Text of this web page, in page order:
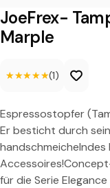
m
p
r
E
l
e
g
JoeFrex-
Marple
★★★★★
★★★★★(1)
Espressostopfer
Er besticht durch
handschmeichelndes
für die Serie